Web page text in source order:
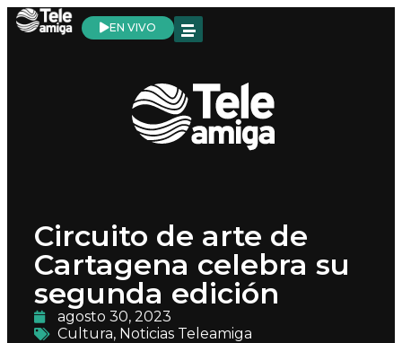
EN VIVO
Circuito de arte de
Cartagena celebra su
segunda edición
agosto 30, 2023
Cultura, Noticias Teleamiga